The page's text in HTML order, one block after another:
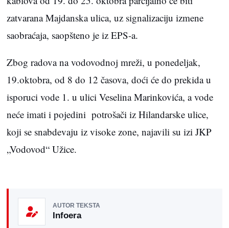
zatvarana Majdanska ulica, uz signalizaciju izmene
saobraćaja, saopšteno je iz EPS-a.
Zbog radova na vodovodnoj mreži, u ponedeljak,
19.oktobra, od 8 do 12 časova, doći će do prekida u
isporuci vode 1. u ulici Veselina Marinkovića, a vode
neće imati i pojedini potrošači iz Hilandarske ulice,
koji se snabdevaju iz visoke zone, najavili su izi JKP
„Vodovod“ Užice.
AUTOR TEKSTA
Infoera